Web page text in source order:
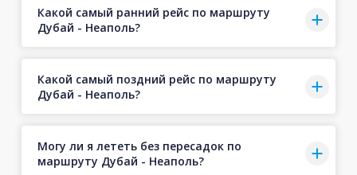
Какой самый ранний рейс по маршруту
Дубай - Неаполь?
Какой самый поздний рейс по маршруту
Дубай - Неаполь?
Могу ли я лететь без пересадок по
маршруту Дубай - Неаполь?